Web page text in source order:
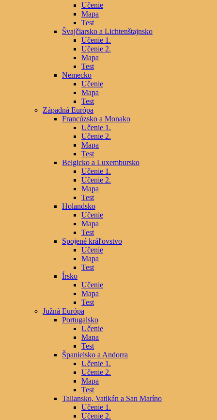
Učenie
Mapa
Test
Švajčiarsko a Lichtenštajnsko
Učenie 1.
Učenie 2.
Mapa
Test
Nemecko
Učenie
Mapa
Test
Západná Európa
Francúzsko a Monako
Učenie 1.
Učenie 2.
Mapa
Test
Belgicko a Luxembursko
Učenie 1.
Učenie 2.
Mapa
Test
Holandsko
Učenie
Mapa
Test
Spojené kráľovstvo
Učenie
Mapa
Test
Írsko
Učenie
Mapa
Test
Južná Európa
Portugalsko
Učenie
Mapa
Test
Španielsko a Andorra
Učenie 1.
Učenie 2.
Mapa
Test
Taliansko, Vatikán a San Maríno
Učenie 1.
Učenie 2.